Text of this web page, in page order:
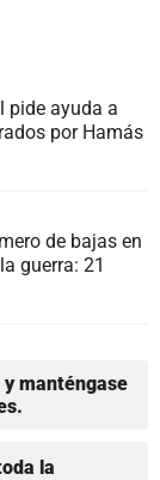
pide ayuda a
por Hamás
de bajas en
guerra: 21
manténgase
la